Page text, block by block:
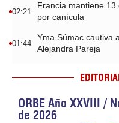
02:21
Francia mantiene
por canícula
01:44
Yma Súmac cautiva
Alejandra Pareja
ORBE Año XXVIII /
de 2026